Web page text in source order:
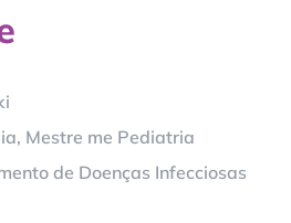
Mestre me Pediatria
de Doenças Infecciosas